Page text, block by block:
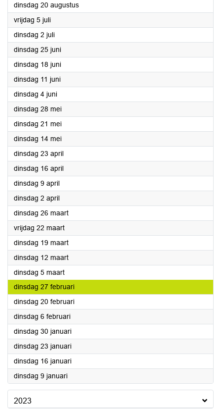
dinsdag 20 augustus2024
vrijdag 5 juli2024
dinsdag 2 juli2024
dinsdag 25 juni2024
dinsdag 18 juni2024
dinsdag 11 juni2024
dinsdag 4 juni2024
dinsdag 28 mei2024
dinsdag 21 mei2024
dinsdag 14 mei2024
dinsdag 23 april2024
dinsdag 16 april2024
dinsdag 9 april2024
dinsdag 2 april2024
dinsdag 26 maart2024
vrijdag 22 maart2024
dinsdag 19 maart2024
dinsdag 12 maart2024
dinsdag 5 maart2024
dinsdag 27 februari2024
dinsdag 20 februari2024
dinsdag 6 februari2024
dinsdag 30 januari2024
dinsdag 23 januari2024
dinsdag 16 januari2024
dinsdag 9 januari2024
2023